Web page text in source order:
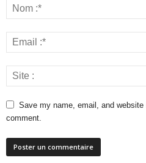
Save my name, email, and
comment.